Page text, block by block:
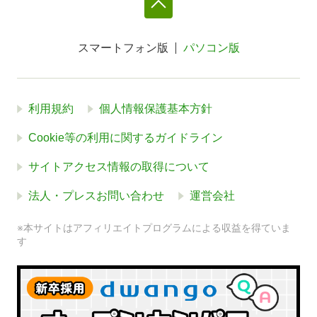
スマートフォン版 パソコン版
利用規約 個人情報保護基本方針
Cookie等の利用に関するガイドライン
サイトアクセス情報の取得について
法人・プレスお問い合わせ 運営会社
※本サイトはアフィリエイトプログラムによる収益を得ていま
す